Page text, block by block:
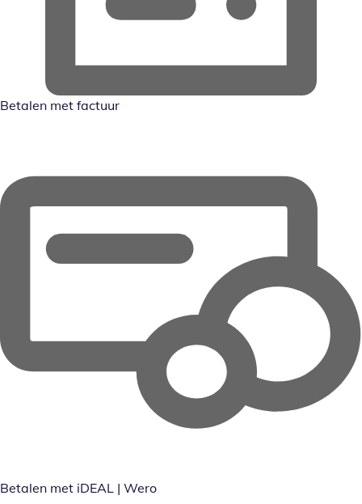
Betalen met factuur
Betalen met iDEAL | Wero